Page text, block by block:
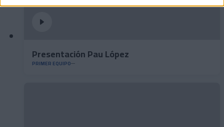
Presentación Pau López
PRIMER EQUIPO